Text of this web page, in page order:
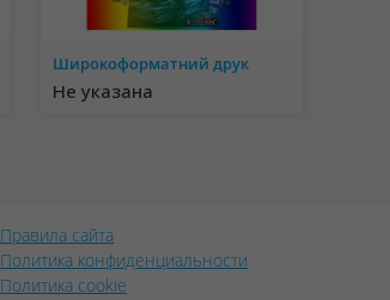
Широкоформатний друк
Не указана
Правила сайта
Политика конфиденциальности
Политика cookie